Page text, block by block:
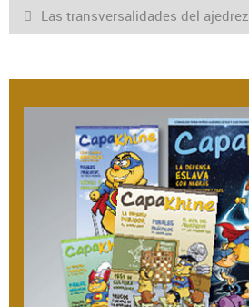
Las transversalidades del ajedrez